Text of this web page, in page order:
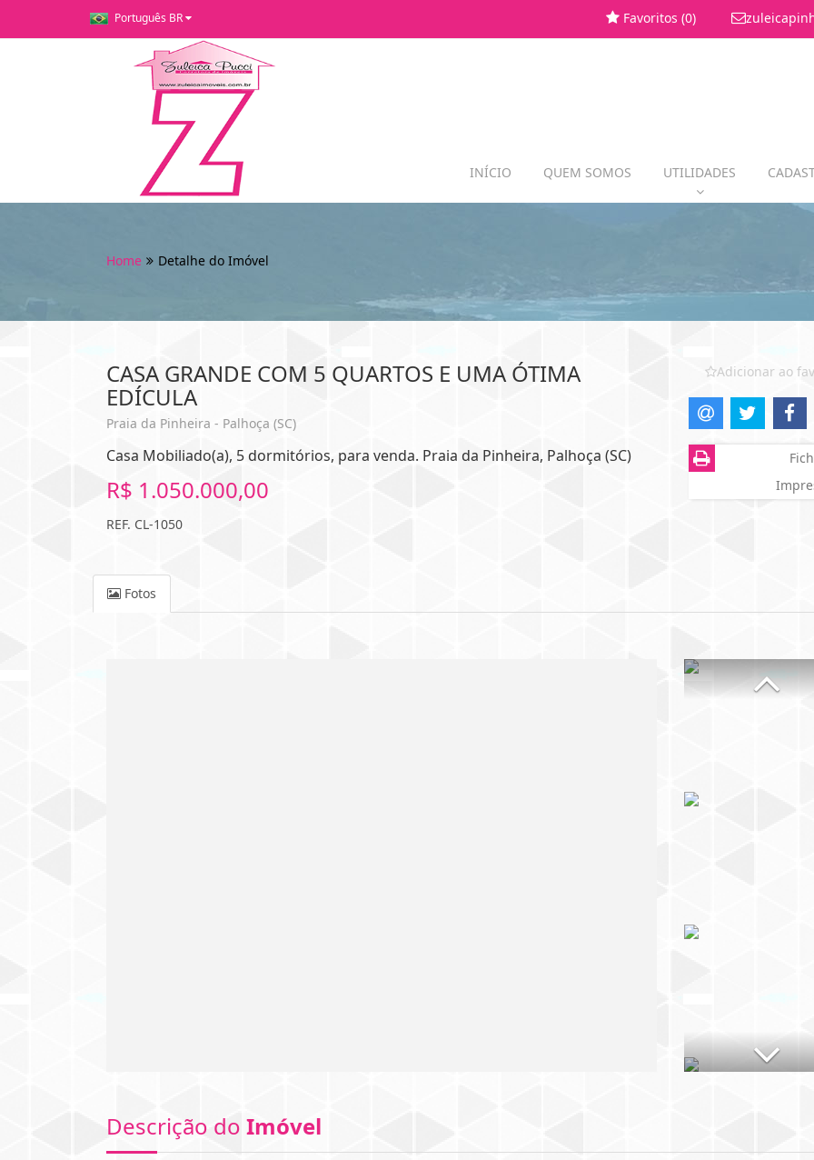
Português BR Favoritos (0)
INÍCIO QUEM SOMOS UTILIDADES
Home Detalhe do Imóvel
CASA GRANDE COM 5 QUARTOS E UMA ÓTIMA
EDÍCULA
Praia da Pinheira - Palhoça (SC)
Casa Mobiliado(a), 5 dormitórios, para venda. Praia da Pinheira, Palhoça (SC)
R$ 1.050.000,00
REF. CL-1050
Adicionar ao
Fotos
Descrição do Imóvel